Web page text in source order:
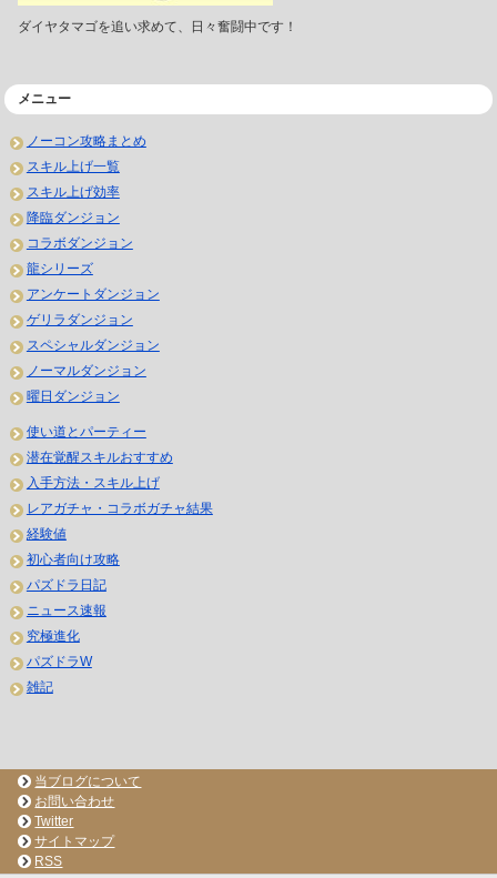
ダイヤタマゴを追い求めて、日々奮闘中です！
メニュー
ノーコン攻略まとめ
スキル上げ一覧
スキル上げ効率
降臨ダンジョン
コラボダンジョン
龍シリーズ
アンケートダンジョン
ゲリラダンジョン
スペシャルダンジョン
ノーマルダンジョン
曜日ダンジョン
使い道とパーティー
潜在覚醒スキルおすすめ
入手方法・スキル上げ
レアガチャ・コラボガチャ結果
経験値
初心者向け攻略
パズドラ日記
ニュース速報
究極進化
パズドラW
雑記
当ブログについて
お問い合わせ
Twitter
サイトマップ
RSS